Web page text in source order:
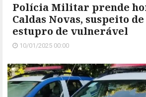
Polícia Militar prende
Caldas Novas, suspeito
estupro de vulnerável
10/01/2025 00:00